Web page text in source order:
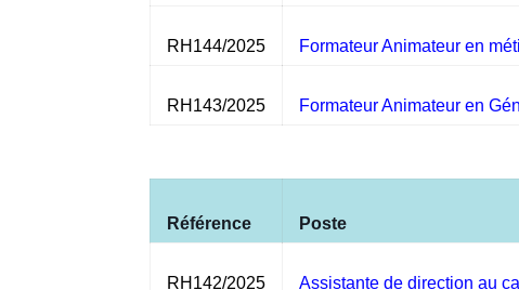
RH144/2025 Formateur Animateur en
RH143/2025 Formateur Animateur en
Référence Poste
RH142/2025 Assistante de direction au